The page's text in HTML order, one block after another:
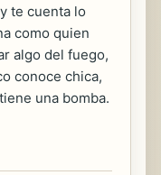
te cuenta lo
como quien
algo del fuego,
conoce chica,
una bomba.